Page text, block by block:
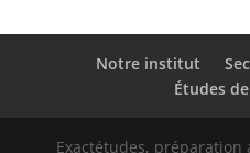
Notre institut
Études
Exactétudes,